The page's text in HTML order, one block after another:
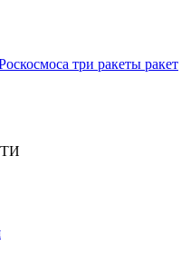
три ракеты ракет